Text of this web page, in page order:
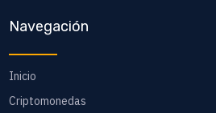
Navegación
Inicio
Criptomonedas